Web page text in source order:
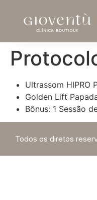
Ultrassom HIPRO
Golden Lift
Bônus: 1 Sessão
Todos os diretos